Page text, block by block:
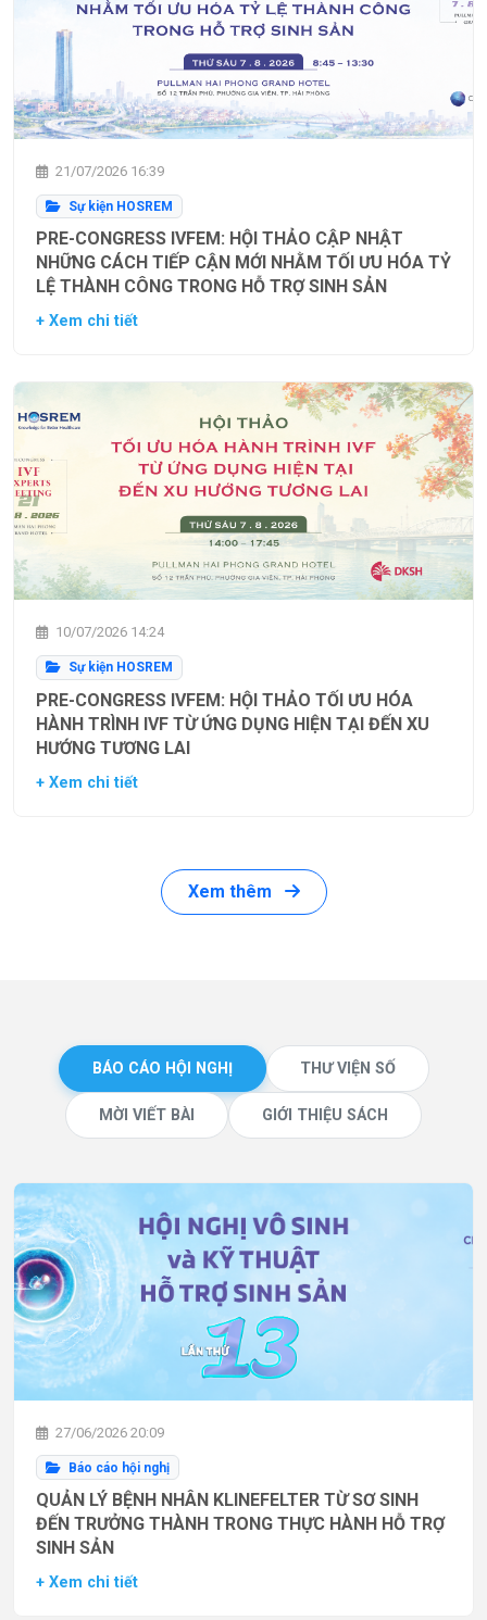
21/07/2026 16:39
Sự kiện HOSREM
PRE-CONGRESS IVFEM: HỘI THẢO CẬP NHẬT
NHỮNG CÁCH TIẾP CẬN MỚI NHẰM TỐI ƯU HÓA TỶ
LỆ THÀNH CÔNG TRONG HỖ TRỢ SINH SẢN
+ Xem chi tiết
10/07/2026 14:24
Sự kiện HOSREM
PRE-CONGRESS IVFEM: HỘI THẢO TỐI ƯU HÓA
HÀNH TRÌNH IVF TỪ ỨNG DỤNG HIỆN TẠI ĐẾN XU
HƯỚNG TƯƠNG LAI
+ Xem chi tiết
Xem thêm
BÁO CÁO HỘI NGHỊ THƯ VIỆN SỐ
MỜI VIẾT BÀI GIỚI THIỆU SÁCH
27/06/2026 20:09
Báo cáo hội nghị
QUẢN LÝ BỆNH NHÂN KLINEFELTER TỪ SƠ SINH
ĐẾN TRƯỞNG THÀNH TRONG THỰC HÀNH HỖ TRỢ
SINH SẢN
+ Xem chi tiết